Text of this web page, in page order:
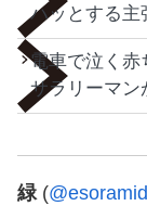
ハッとする主
電車で泣く赤
サラリーマン
緑 (